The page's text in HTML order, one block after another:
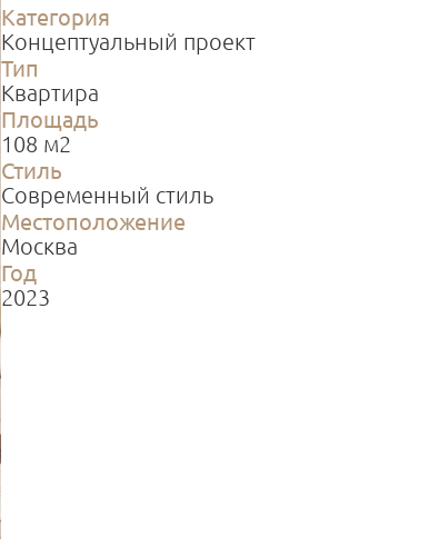
Категория
Концептуальный проект
Тип
Квартира
Площадь
108 м2
Стиль
Современный стиль
Местоположение
Москва
Год
2023